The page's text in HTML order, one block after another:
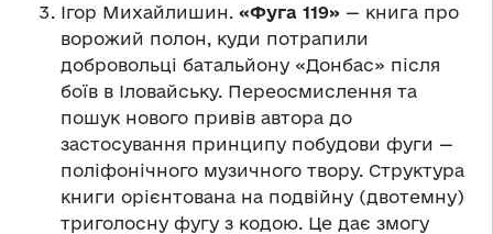
Ігор Михайлишин. «Фуга 119» — книга про
ворожий полон, куди потрапили
добровольці батальйону «Донбас» після
боїв в Іловайську. Переосмислення та
пошук нового привів автора до
застосування принципу побудови фуги —
поліфонічного музичного твору. Структура
книги орієнтована на подвійну (двотемну)
триголосну фугу з кодою. Це дає змогу